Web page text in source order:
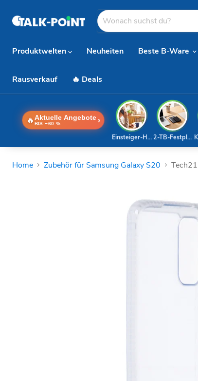
Produktwelten
Neuheiten Beste B-Ware
Rausverkauf 🔥 Deals
🔥 Aktuelle Angebote
BIS −60 % ›
2-TB-
Einsteiger-Handy
Home Zubehör für Samsung Galaxy S20